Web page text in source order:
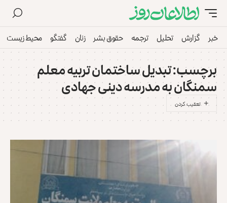
خبر گزارش تحلیل ترجمه حقوق بشر زنان گفتگو محیط زیست
برچسب:تبدیل ساختمان تربیه معلم
سمنگان به مدرسه دینی جهادی